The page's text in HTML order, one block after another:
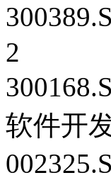
2
软件开